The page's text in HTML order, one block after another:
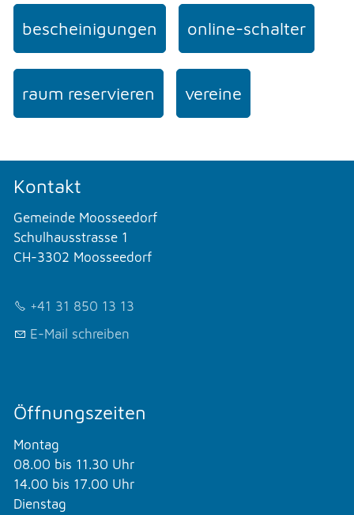
bescheinigungen online-schalter
raum reservieren vereine
Kontakt
Gemeinde Moosseedorf
Schulhausstrasse 1
CH-3302 Moosseedorf
+41 31 850 13 13
E-Mail schreiben
Öffnungszeiten
Montag
08.00 bis 11.30 Uhr
14.00 bis 17.00 Uhr
Dienstag